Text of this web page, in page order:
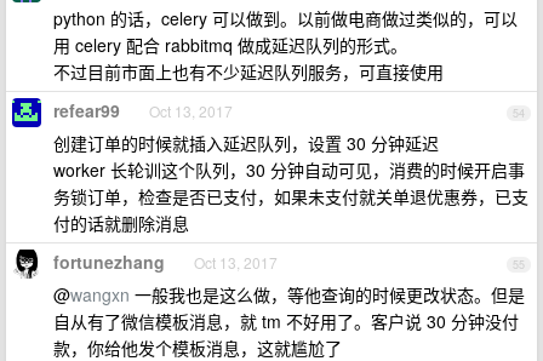
python 的话，celery 可以做到。以前做电商做过类似的，可以
用 celery 配合 rabbitmq 做成延迟队列的形式。
不过目前市面上也有不少延迟队列服务，可直接使用
54
refear99 Oct 13, 2017
创建订单的时候就插入延迟队列，设置 30 分钟延迟
worker 长轮训这个队列，30 分钟自动可见，消费的时候开启事
务锁订单，检查是否已支付，如果未支付就关单退优惠券，已支
付的话就删除消息
55
fortunezhang Oct 13, 2017
@wangxn 一般我也是这么做，等他查询的时候更改状态。但是
自从有了微信模板消息，就 tm 不好用了。客户说 30 分钟没付
款，你给他发个模板消息，这就尴尬了